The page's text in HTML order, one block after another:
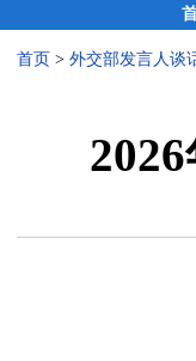
首页 > 外交部发言人谈